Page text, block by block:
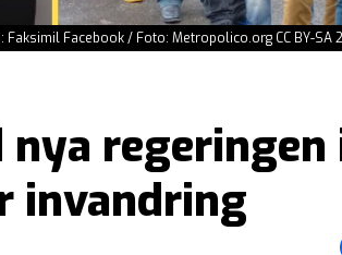
Facebook / Foto: Metropolico.org CC BY-SA
nya regeringen
invandring